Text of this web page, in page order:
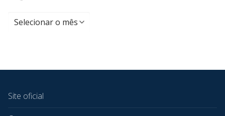
Site oficial